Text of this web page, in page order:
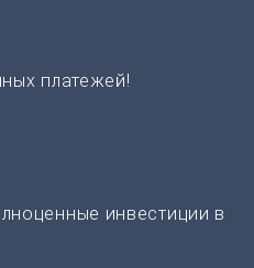
платежей!
инвестиции в